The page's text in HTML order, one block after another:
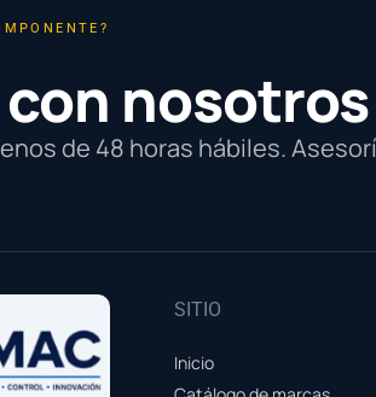
nosotros
de 48 horas hábiles.
SITIO
Inicio